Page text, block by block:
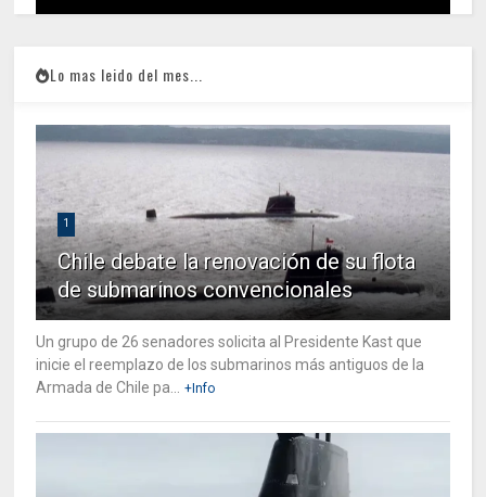
Lo mas leido del mes...
1
Chile debate la renovación de su flota
de submarinos convencionales
Un grupo de 26 senadores solicita al Presidente Kast que
inicie el reemplazo de los submarinos más antiguos de la
Armada de Chile pa...
+Info